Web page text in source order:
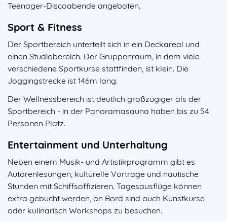
Teenager-Discoabende angeboten.
Sport & Fitness
Der Sportbereich unterteilt sich in ein Deckareal und
einen Studiobereich. Der Gruppenraum, in dem viele
verschiedene Sportkurse stattfinden, ist klein. Die
Joggingstrecke ist 146m lang.
Der Wellnessbereich ist deutlich großzügiger als der
Sportbereich - in der Panoramasauna haben bis zu 54
Personen Platz.
Entertainment und Unterhaltung
Neben einem Musik- und Artistikprogramm gibt es
Autorenlesungen, kulturelle Vorträge und nautische
Stunden mit Schiffsoffizieren. Tagesausflüge können
extra gebucht werden, an Bord sind auch Kunstkurse
oder kulinarisch Workshops zu besuchen.